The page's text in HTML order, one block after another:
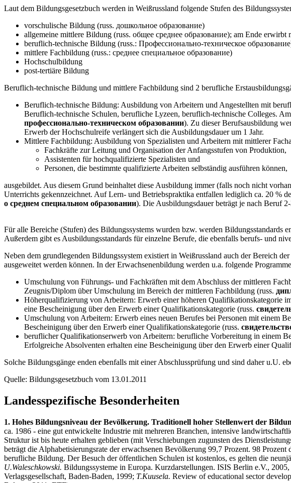
Laut dem Bildungsgesetzbuch werden in Weißrussland folgende Stufen des
vorschulische Bildung (russ. дошкольное образование)
allgemeine mittlere Bildung (russ. общее среднее образование); am Ende
beruflich-technische Bildung (russ.: Профессионально-техническое
mittlere Fachbildung (russ.: среднее специальное образование)
Hochschulbildung
post-tertiäre Bildung
Beruflich-technische Bildung und mittlere Fachbildung sind 2 berufliche
Beruflich-technische Bildung: Ausbildung von Arbeitern und Angestellten mit
Beruflich-technische Schulen, berufliche Lyzeen, beruflich-technische Colleges.
профессионально-техническом образовании). Zu dieser Berufsausbildung
Erwerb der Hochschulreife verlängert sich die Ausbildungsdauer um 1 Jahr.
Mittlere Fachbildung: Ausbildung von Spezialisten und Arbeitern mit mittlerer
Fachkräfte zur Leitung und Organisation der Anfangsstufen von Produktion,
Assistenten für hochqualifizierte Spezialisten und
Personen, die bestimmte qualifizierte Arbeiten selbständig ausführen können,
ausgebildet. Aus diesem Grund beinhaltet diese Ausbildung immer (falls noch nicht
Unterrichts gekennzeichnet. Auf Lern- und Betriebspraktika entfallen lediglich ca. 20 %
о среднем специальном образовании). Die Ausbildungsdauer beträgt je nach Beruf
Für alle Bereiche (Stufen) des Bildungssystems wurden bzw. werden
Außerdem gibt es Ausbildungsstandards für einzelne Berufe, die ebenfalls berufs- und
Neben dem grundlegenden Bildungssystem existiert in Weißrussland auch der Bereich
ausgeweitet werden können. In der Erwachsenenbildung werden u.a. folgende
Umschulung von Führungs- und Fachkräften mit dem Abschluss der mittleren
Zeugnis/Diplom über Umschulung im Bereich der mittleren Fachbildung (russ.
Höherqualifizierung von Arbeitern: Erwerb einer höheren Qualifikationskategorie
eine Bescheinigung über den Erwerb einer Qualifikationskategorie (russ.
Umschulung von Arbeitern: Erwerb eines neuen Berufes bei Personen mit einem
Bescheinigung über den Erwerb einer Qualifikationskategorie (russ.
beruflicher Qualifikationserwerb von Arbeitern: berufliche Vorbereitung in einem
Erfolgreiche Absolventen erhalten eine Bescheinigung über den Erwerb einer
Solche Bildungsgänge enden ebenfalls mit einer Abschlussprüfung und sind daher u.U.
Quelle: Bildungsgesetzbuch vom 13.01.2011
Landesspezifische Besonderheiten
1. Hohes Bildungsniveau der Bevölkerung. Traditionell hoher Stellenwert der
ca. 1986 - eine gut entwickelte Industrie mit mehreren Branchen, intensive
Struktur ist bis heute erhalten geblieben (mit Verschiebungen zugunsten des
beträgt die Alphabetisierungsrate der erwachsenen Bevölkerung 99,7 Prozent. 98
berufliche Bildung. Der Besuch der öffentlichen Schulen ist kostenlos, es gelten die
U.Waleschkowski. Bildungssysteme in Europa. Kurzdarstellungen. ISIS Berlin e.V., 2005,
Verlagsgesellschaft, Baden-Baden, 1999; T.Kuusela. Review of educational sector